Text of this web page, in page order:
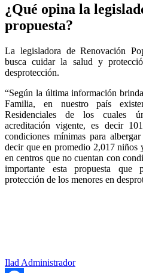
¿Qué opina la
propuesta?
La legisladora de Renovación
busca cuidar la salud y
desprotección.
“Según la última información
Familia, en nuestro país
Residenciales de los cuales
acreditación vigente, es decir
condiciones mínimas para
decir que en promedio 2,017 niños
en centros que no cuentan con
importante esta propuesta
protección de los menores en
Ilad Administrador